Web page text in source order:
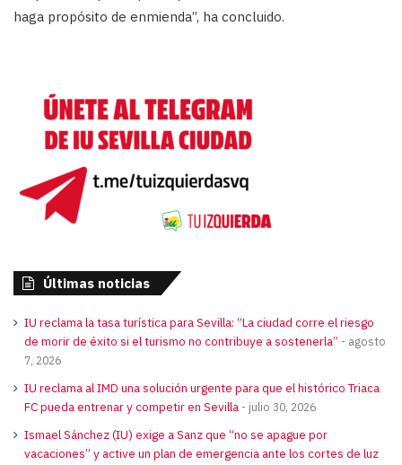
haga propósito de enmienda”, ha concluido.
Últimas noticias
IU reclama la tasa turística para Sevilla: “La ciudad corre el riesgo
de morir de éxito si el turismo no contribuye a sostenerla”
agosto
7, 2026
IU reclama al IMD una solución urgente para que el histórico Triaca
FC pueda entrenar y competir en Sevilla
julio 30, 2026
Ismael Sánchez (IU) exige a Sanz que “no se apague por
vacaciones” y active un plan de emergencia ante los cortes de luz